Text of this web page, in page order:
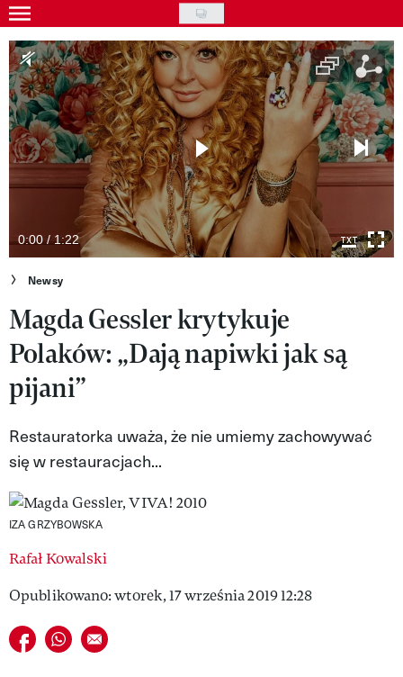
Skip
to
main
content
Gwiazdy
Ludzie
Moda
Uroda
Kultura
Wideo
Nasze akcje
VIVA!ART
VIVA!MODA
VIVA!MAN
VIVA!PEOPLE POWER
0:00 / 1:22
Newsy
Magda Gessler krytykuje
Polaków: „Dają napiwki jak są
pijani”
Restauratorka uważa, że nie umiemy zachowywać
się w restauracjach...
IZA GRZYBOWSKA
Rafał Kowalski
Opublikowano: wtorek, 17 września 2019 12:28
Udostępnij na facebook
Udostępnij na whatsapp
E-mail do przyjaciela